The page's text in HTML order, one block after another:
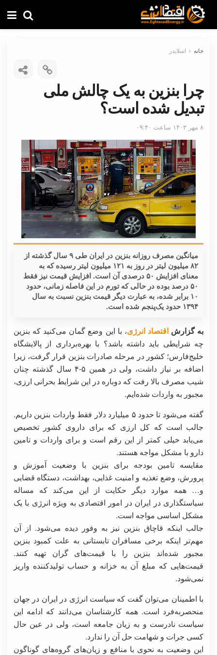
خانه اسلایدر
چرا بنزین به یک چالش ملی
تبدیل شده است؟
۸ مهر ۱۴۰۳ ساعت ۰۹:۴۰
میانگین مصرف روزانه بنزین در ایران طی ۹ سال گذشته از
۸۲ میلیون لیتر در روز به ۱۲۱ میلیون لیتر رسیده که به
معنای افزایش ۵۰ درصدی آن است. افزایش قیمت نیز فقط
۵۰ درصد بوده در حالی که تورم در این فاصله زمانی، حدود
۱۰ برابر شده، به عبارت دیگر قیمت بنزین نسبت به سال
۱۳۹۴ حدود یک‌پنجم شده است.
به گزارش اقتصاد انرژی، با این وضع گمان می‌کنید که بنزین
چه شرایطی باید داشته باشد؟ با بهره‌برداری از پالایشگاه
خلیج‌فارس؛ کشور در مرحله صادرات بنزین قرار گرفت، زیرا
اضافه بر نیاز داشت، ولی در همین ۵-۴ سال گذشته چنان
شیب مصرف بالا رفت که دوباره در این شرایط بحرانی ارزی،
مجبور به واردات شده‌ایم.
گفته می‌شود تا حدود ۵ میلیارد دلار فقط واردات بنزین داریم.
جالب است که کل ارزی که برای داروی کشور تخصیص
می‌یابد خیلی کمتر از این رقم است و برای واردات و تامین
دارو با مشکل مواجه هستند.
مقایسه تامین بودجه برای بنزین با وضعیت آموزش و
پرورش، وضع تغذیه و امنیت غذایی، بهداشت، دستگاه قضایی
و… همه موارد دیگر حکایت از این می‌کند که مساله
سیاستگذاری در ایران در امور اقتصادی به ویژه انرژی با یک
مشکل اساسی مواجه است.
جالب اینکه قاچاق بنزین نیز به وفور دیده می‌شود. از آن
مهم‌تر اینکه برخی مسافران تابستانی به علت کمبود بنزین
مجبور شده‌اند بنزین را با قیمت‌های گران تهیه کنند.
قیمت‌هایی که مبلغ آن به خزانه و حساب تولیدکننده واریز
نمی‌شود.
با اطمینان می‌توان گفت که سیاست انرژی در ایران در جهان
منحصربه‌فرد است. همه کارشناسان می‌دانند که ادامه این
سیاست نادرست و به زیان جامعه است، ولی در عین حال
کسی جرات و شهامت حل آن را ندارد.
این وضعیت به نحوی با منافع و زیان‌های گروه‌های گوناگون